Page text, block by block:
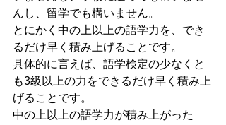
んし、留学でも構いません。
とにかく中の上以上の語学力を、でき
るだけ早く積み上げることです。
具体的に言えば、語学検定の少なくと
も3級以上の力をできるだけ早く積み上
げることです。
中の上以上の語学力が積み上がった